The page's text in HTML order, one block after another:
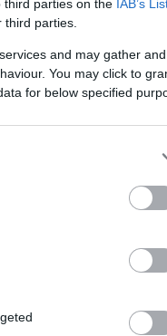
third parties on the IAB’s
parties.
and may gather
You may click to
for below specified
Martinhoz